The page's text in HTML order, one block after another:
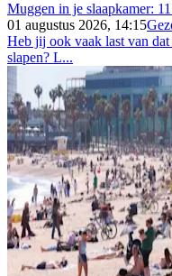
Muggen in je slaapkamer:
01 augustus 2026, 14:15
Heb jij ook vaak last van
slapen? L...